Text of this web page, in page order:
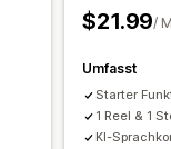
$21.99/
Umfasst
Starter
1 Reel & 1
KI-